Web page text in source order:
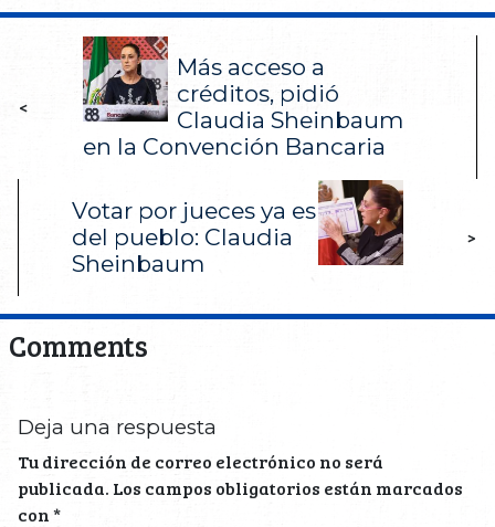
<
Más acceso a
créditos, pidió
Claudia Sheinbaum
en la Convención Bancaria
Votar por jueces ya es
del pueblo: Claudia
Sheinbaum
>
Comments
Deja una respuesta
Tu dirección de correo electrónico no será
publicada. Los campos obligatorios están marcados
con*